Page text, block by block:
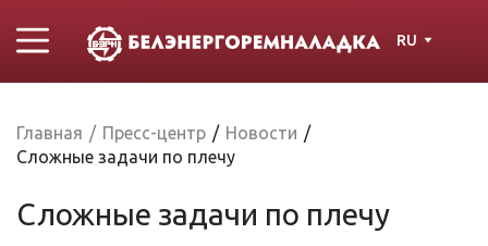
RU
Главная / Пресс-центр / Новости /
Сложные задачи по плечу
Сложные задачи по плечу